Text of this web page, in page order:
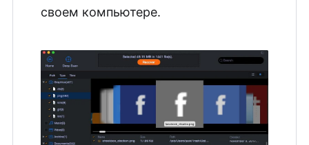
своем компьютере.